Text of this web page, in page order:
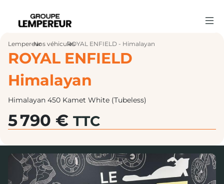
Lempereur
›
Nos véhicules
›
ROYAL ENFIELD - Himalayan
ROYAL ENFIELD
Himalayan
Himalayan 450 Kamet White (Tubeless)
5 790 € TTC